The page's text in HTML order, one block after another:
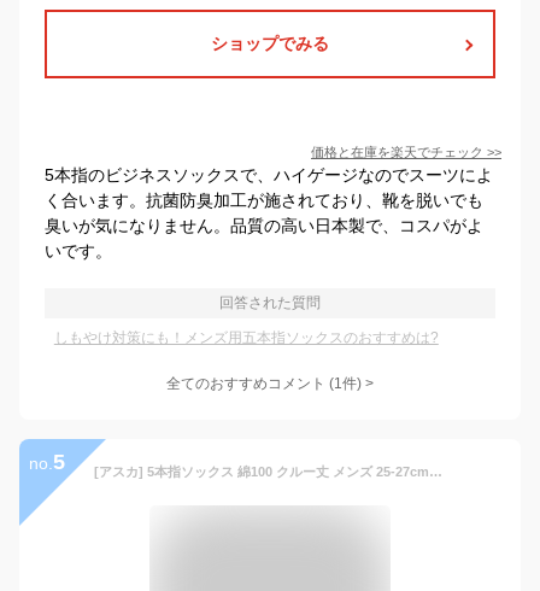
ショップでみる
価格と在庫を楽天でチェック >>
5本指のビジネスソックスで、ハイゲージなのでスーツによ
く合います。抗菌防臭加工が施されており、靴を脱いでも
臭いが気になりません。品質の高い日本製で、コスパがよ
いです。
回答された質問
しもやけ対策にも！メンズ用五本指ソックスのおすすめは?
全てのおすすめコメント (1件) >
no. 5 [アスカ] 5本指ソックス 綿100 クルー丈 メンズ 25-27cm 3足